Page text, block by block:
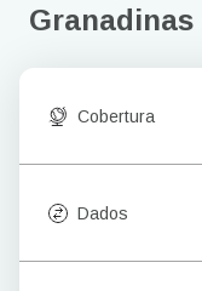
Granadinas
Cobertura
Dados